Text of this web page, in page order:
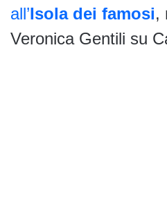
all’Isola dei famosi,
Veronica Gentili su